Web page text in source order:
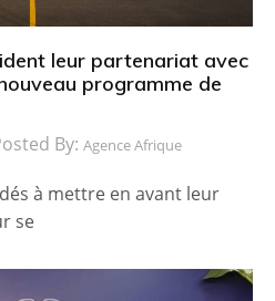
leur partenariat avec
programme de
By: Agence Afrique
à mettre en avant leur
se